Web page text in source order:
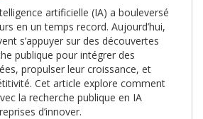
artificielle (IA) a bouleversé
en un temps record. Aujourd’hui,
s’appuyer sur des découvertes
publique pour intégrer des
propulser leur croissance, et
Cet article explore comment
la recherche publique en IA
d’innover.